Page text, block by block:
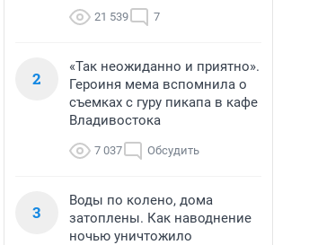
21 539 7
2
«Так неожиданно и приятно».
Героиня мема вспомнила о
съемках с гуру пикапа в кафе
Владивостока
7 037 Обсудить
3
Воды по колено, дома
затоплены. Как наводнение
ночью уничтожило